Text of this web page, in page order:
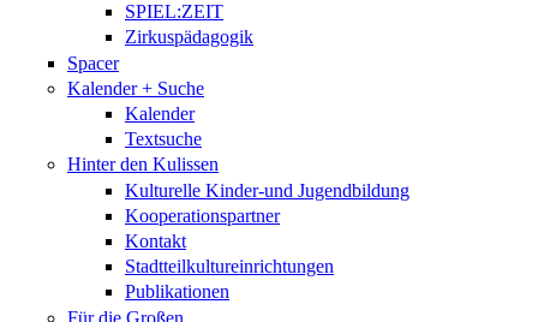
SPIEL:ZEIT
Zirkuspädagogik
Spacer
Kalender + Suche
Kalender
Textsuche
Hinter den Kulissen
Kulturelle Kinder-und Jugendbildung
Kooperationspartner
Kontakt
Stadtteilkultureinrichtungen
Publikationen
Für die Großen